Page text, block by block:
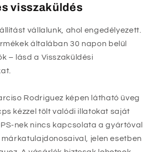
visszaküldés
vállalunk, ahol engedélyezett.
általában 30 napon belül
– lásd a Visszaküldési
Rodriguez képen látható üveg
kézzel tölt valódi illatokat saját
nek nincs kapcsolata a gyártóval
jelen esetben